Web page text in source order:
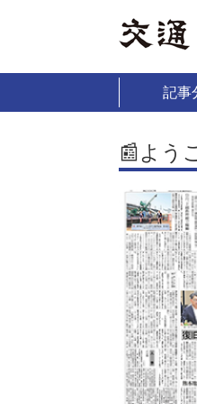
記事
📰よう